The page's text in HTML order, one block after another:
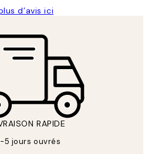
d’avis ici
RAPIDE
5 jours ouvrés